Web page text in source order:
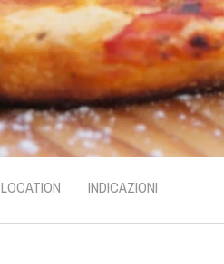
LOCATION INDICAZIONI